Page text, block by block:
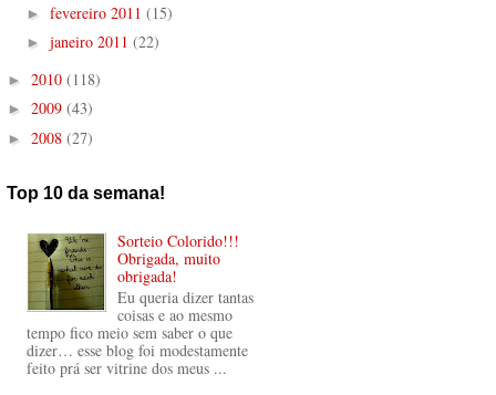
► fevereiro 2011 (15)
► janeiro 2011 (22)
► 2010 (118)
► 2009 (43)
► 2008 (27)
Top 10 da semana!
Sorteio Colorido!!!
Obrigada, muito
obrigada!
Eu queria dizer tantas
coisas e ao mesmo
tempo fico meio sem saber o que
dizer… esse blog foi modestamente
feito prá ser vitrine dos meus ...